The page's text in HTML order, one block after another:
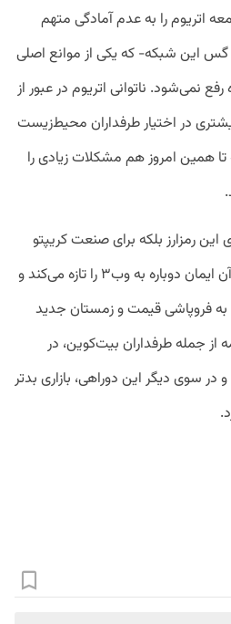
اتریوم را به عدم آمادگی متهم
این شبکه- که یکی از موانع اصلی
نمی‌شود. ناتوانی اتریوم در عبور از
در اختیار طرفداران محیط‌زیست
همین امروز هم مشکلات زیادی را
این رمزارز بلکه برای صنعت کریپتو
اهمیت حیاتی دارد. موفقیت آن ایمان دوباره‌ به وب۳ را تازه می‌کند و
به فروپاشی قیمت و زمستان جدید
جمله طرفداران بیت‌کوین، در
سوی دیگر این دوراهی، بازاری بدتر